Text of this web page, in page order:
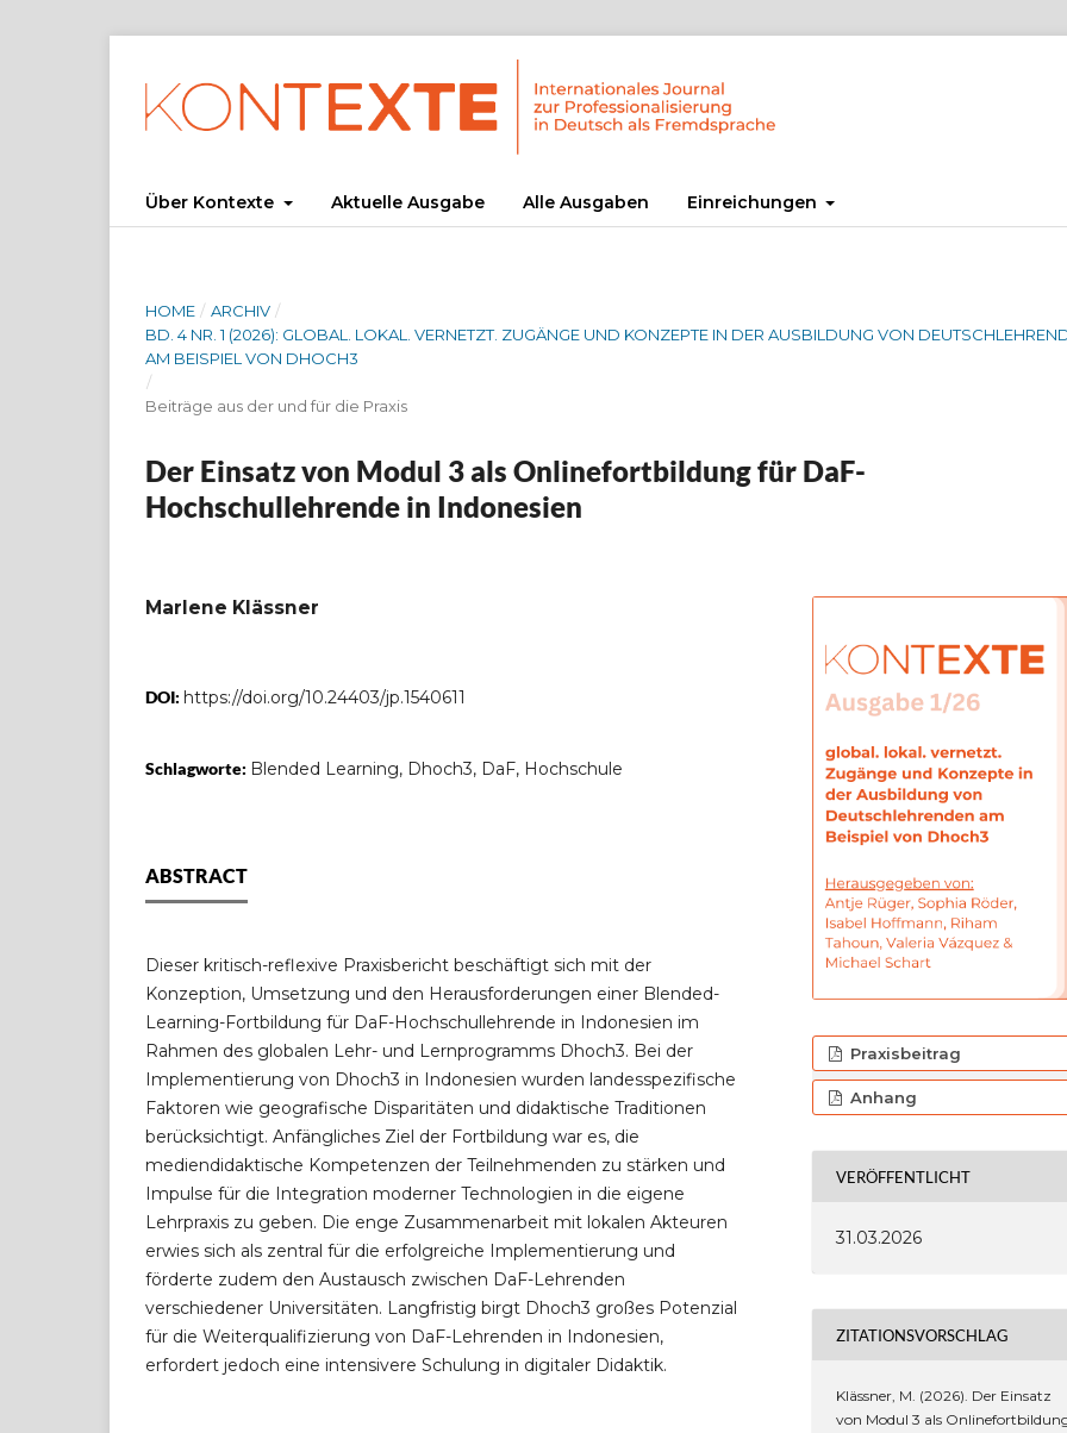
Über Kontexte Aktuelle Ausgabe Alle Ausgaben Einreichungen
HOME / ARCHIV /
BD. 4 NR. 1 (2026): GLOBAL. LOKAL. VERNETZT. ZUGÄNGE UND KONZEPTE IN DER AUSBILDUNG VON
AM BEISPIEL VON DHOCH3
/
Beiträge aus der und für die Praxis
Der Einsatz von Modul 3 als Onlinefortbildung für DaF-
Hochschullehrende in Indonesien
Marlene Klässner
DOI: https://doi.org/10.24403/jp.1540611
Schlagworte: Blended Learning, Dhoch3, DaF, Hochschule
ABSTRACT
Dieser kritisch-reflexive Praxisbericht beschäftigt sich mit der
Konzeption, Umsetzung und den Herausforderungen einer Blended-
Learning-Fortbildung für DaF-Hochschullehrende in Indonesien im
Rahmen des globalen Lehr- und Lernprogramms Dhoch3. Bei der
Implementierung von Dhoch3 in Indonesien wurden landesspezifische
Faktoren wie geografische Disparitäten und didaktische Traditionen
berücksichtigt. Anfängliches Ziel der Fortbildung war es, die
mediendidaktische Kompetenzen der Teilnehmenden zu stärken und
Impulse für die Integration moderner Technologien in die eigene
Lehrpraxis zu geben. Die enge Zusammenarbeit mit lokalen Akteuren
erwies sich als zentral für die erfolgreiche Implementierung und
förderte zudem den Austausch zwischen DaF-Lehrenden
verschiedener Universitäten. Langfristig birgt Dhoch3 großes Potenzial
für die Weiterqualifizierung von DaF-Lehrenden in Indonesien,
erfordert jedoch eine intensivere Schulung in digitaler Didaktik.
Praxisbeitrag
Anhang
VERÖFFENTLICHT
31.03.2026
ZITATIONSVORSCHLAG
Klässner, M. (2026). Der Einsatz
von Modul 3 als